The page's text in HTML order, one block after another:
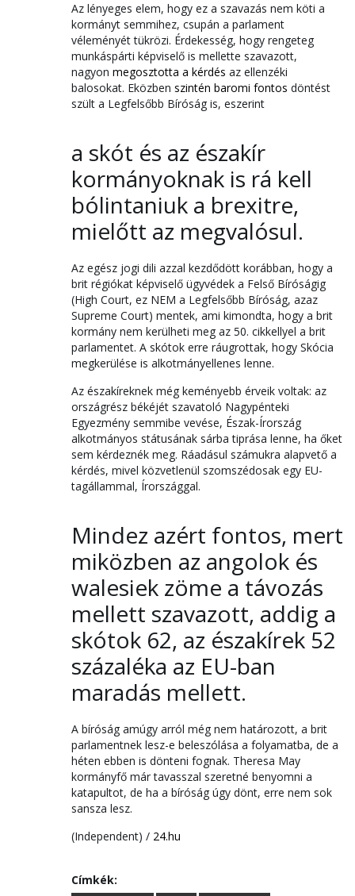
Az lényeges elem, hogy ez a szavazás nem köti a
kormányt semmihez, csupán a parlament
véleményét tükrözi. Érdekesség, hogy rengeteg
munkáspárti képviselő is mellette szavazott,
nagyon megosztotta a kérdés az ellenzéki
balosokat. Eközben szintén baromi fontos döntést
szült a Legfelsőbb Bíróság is, eszerint
a skót és az északír
kormányoknak is rá kell
bólintaniuk a brexitre,
mielőtt az megvalósul.
Az egész jogi dili azzal kezdődött korábban, hogy a
brit régiókat képviselő ügyvédek a Felső Bíróságig
(High Court, ez NEM a Legfelsőbb Bíróság, azaz
Supreme Court) mentek, ami kimondta, hogy a brit
kormány nem kerülheti meg az 50. cikkellyel a brit
parlamentet. A skótok erre ráugrottak, hogy Skócia
megkerülése is alkotmányellenes lenne.
Az északíreknek még keményebb érveik voltak: az
országrész békéjét szavatoló Nagypénteki
Egyezmény semmibe vevése, Észak-Írország
alkotmányos státusának sárba tiprása lenne, ha őket
sem kérdeznék meg. Ráadásul számukra alapvető a
kérdés, mivel közvetlenül szomszédosak egy EU-
tagállammal, Írországgal.
Mindez azért fontos, mert
miközben az angolok és
walesiek zöme a távozás
mellett szavazott, addig a
skótok 62, az északírek 52
százaléka az EU-ban
maradás mellett.
A bíróság amúgy arról még nem határozott, a brit
parlamentnek lesz-e beleszólása a folyamatba, de a
héten ebben is dönteni fognak. Theresa May
kormányfő már tavasszal szeretné benyomni a
katapultot, de ha a bíróság úgy dönt, erre nem sok
sansza lesz.
(Independent) / 24.hu
Címkék: